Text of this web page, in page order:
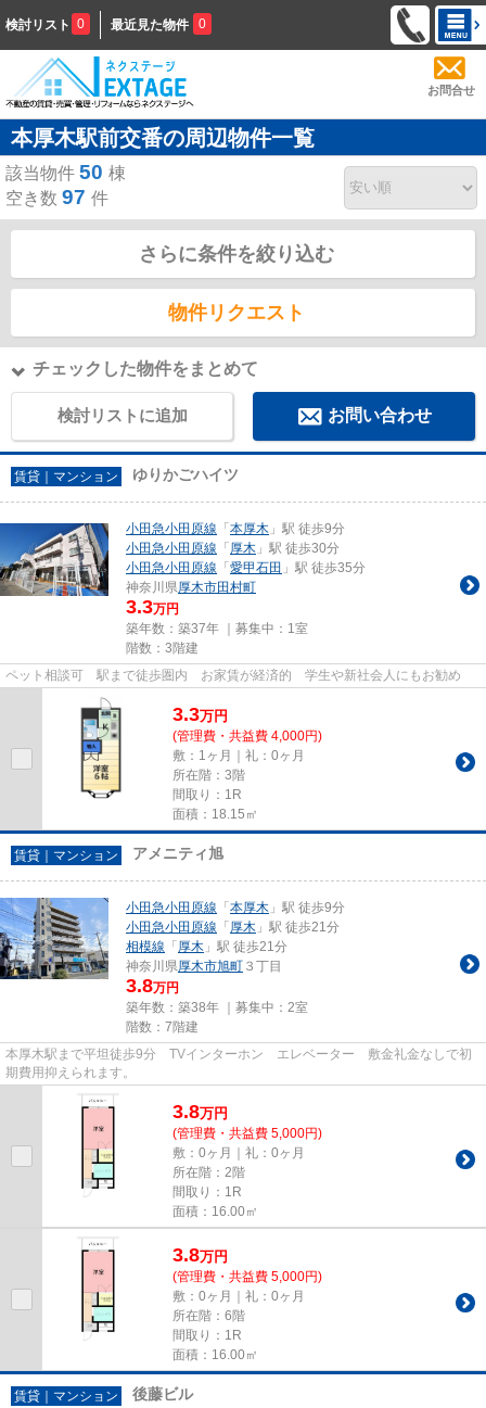
検討リスト 0 最近見た物件 0
お問合せ
本厚木駅前交番の周辺物件一覧
該当物件 50 棟
空き数 97 件
さらに条件を絞り込む
物件リクエスト
チェックした物件をまとめて
検討リストに追加 お問い合わせ
賃貸｜マンション ゆりかごハイツ
小田急小田原線 「本厚木 」駅 徒歩9分
小田急小田原線 「厚木 」駅 徒歩30分
小田急小田原線 「愛甲石田 」駅 徒歩35分
神奈川県厚木市田村町
3.3万円
築年数：築37年 ｜募集中： 1室
階数：3階建
ペット相談可 駅まで徒歩圏内 お家賃が経済的 学生や新社会人にもお勧め
3.3万円
(管理費・共益費 4,000円)
敷：1ヶ月｜礼：0ヶ月
所在階：3階
間取り：1R
面積：18.15㎡
賃貸｜マンション アメニティ旭
小田急小田原線 「本厚木 」駅 徒歩9分
小田急小田原線 「厚木 」駅 徒歩21分
相模線 「厚木 」駅 徒歩21分
神奈川県厚木市旭町 ３丁目
3.8万円
築年数：築38年 ｜募集中： 2室
階数：7階建
本厚木駅まで平坦徒歩9分 TVインターホン エレベーター 敷金礼金なしで初
期費用抑えられます。
3.8万円
(管理費・共益費 5,000円)
敷：0ヶ月｜礼：0ヶ月
所在階：2階
間取り：1R
面積：16.00㎡
3.8万円
(管理費・共益費 5,000円)
敷：0ヶ月｜礼：0ヶ月
所在階：6階
間取り：1R
面積：16.00㎡
賃貸｜マンション 後藤ビル